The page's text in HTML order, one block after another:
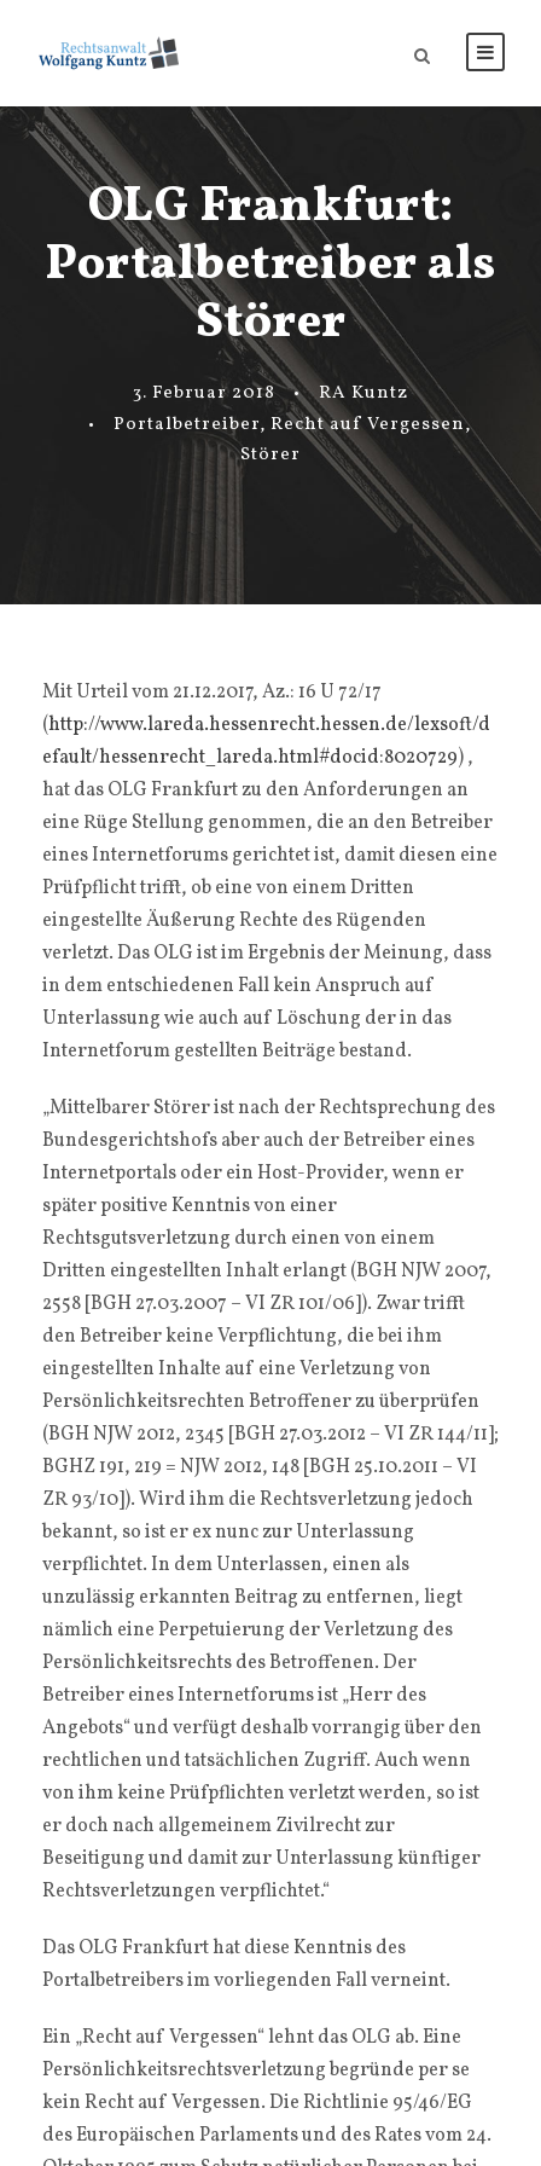
OLG Frankfurt:
Portalbetreiber als
Störer
3. Februar 2018 •
RA Kuntz
•
Portalbetreiber, Recht auf Vergessen,
Störer
Mit Urteil vom 21.12.2017, Az.: 16 U 72/17
(http://www.lareda.hessenrecht.hessen.de/lexsoft/d
efault/hessenrecht_lareda.html#docid:8020729) ,
hat das OLG Frankfurt zu den Anforderungen an
eine Rüge Stellung genommen, die an den Betreiber
eines Internetforums gerichtet ist, damit diesen eine
Prüfpflicht trifft, ob eine von einem Dritten
eingestellte Äußerung Rechte des Rügenden
verletzt. Das OLG ist im Ergebnis der Meinung, dass
in dem entschiedenen Fall kein Anspruch auf
Unterlassung wie auch auf Löschung der in das
Internetforum gestellten Beiträge bestand.
„Mittelbarer Störer ist nach der Rechtsprechung des
Bundesgerichtshofs aber auch der Betreiber eines
Internetportals oder ein Host-Provider, wenn er
später positive Kenntnis von einer
Rechtsgutsverletzung durch einen von einem
Dritten eingestellten Inhalt erlangt (BGH NJW 2007,
2558 [BGH 27.03.2007 – VI ZR 101/06]). Zwar trifft
den Betreiber keine Verpflichtung, die bei ihm
eingestellten Inhalte auf eine Verletzung von
Persönlichkeitsrechten Betroffener zu überprüfen
(BGH NJW 2012, 2345 [BGH 27.03.2012 – VI ZR 144/11];
BGHZ 191, 219 = NJW 2012, 148 [BGH 25.10.2011 – VI
ZR 93/10]). Wird ihm die Rechtsverletzung jedoch
bekannt, so ist er ex nunc zur Unterlassung
verpflichtet. In dem Unterlassen, einen als
unzulässig erkannten Beitrag zu entfernen, liegt
nämlich eine Perpetuierung der Verletzung des
Persönlichkeitsrechts des Betroffenen. Der
Betreiber eines Internetforums ist „Herr des
Angebots“ und verfügt deshalb vorrangig über den
rechtlichen und tatsächlichen Zugriff. Auch wenn
von ihm keine Prüfpflichten verletzt werden, so ist
er doch nach allgemeinem Zivilrecht zur
Beseitigung und damit zur Unterlassung künftiger
Rechtsverletzungen verpflichtet.“
Das OLG Frankfurt hat diese Kenntnis des
Portalbetreibers im vorliegenden Fall verneint.
Ein „Recht auf Vergessen“ lehnt das OLG ab. Eine
Persönlichkeitsrechtsverletzung begründe per se
kein Recht auf Vergessen. Die Richtlinie 95/46/EG
des Europäischen Parlaments und des Rates vom 24.